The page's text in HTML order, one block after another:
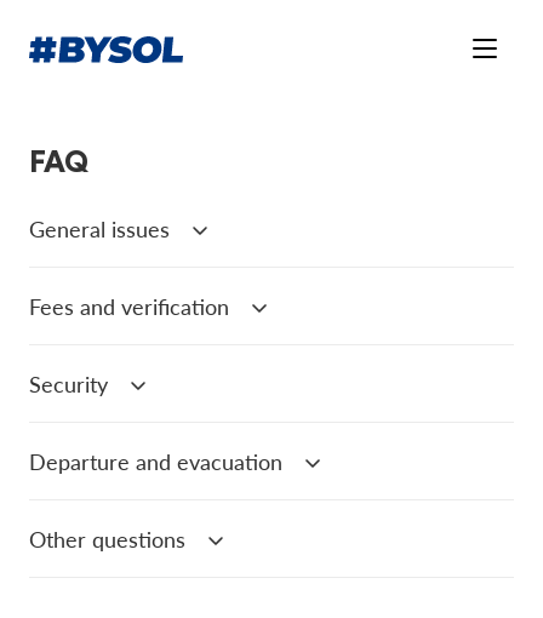
FAQ
General issues
Fees and verification
Security
Departure and evacuation
Other questions